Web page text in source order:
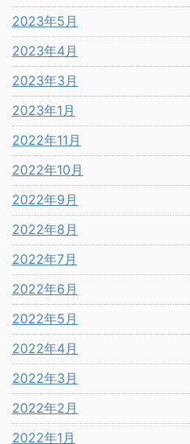
2023年5月
2023年4月
2023年3月
2023年1月
2022年11月
2022年10月
2022年9月
2022年8月
2022年7月
2022年6月
2022年5月
2022年4月
2022年3月
2022年2月
2022年1月